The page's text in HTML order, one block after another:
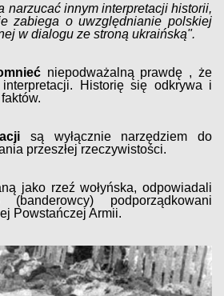
narzucać innym interpretacji historii,
zabiega o uwzględnianie polskiej
w dialogu ze stroną ukraińską".
niepodważalną prawdę , że
Historię się odkrywa i
są wyłącznie narzędziem do
przeszłej rzeczywistości.
jako rzeź wołyńska, odpowiadali
(banderowcy) podporządkowani
Powstańczej Armii.